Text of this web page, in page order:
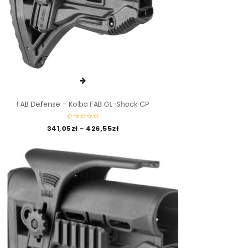
FAB Defense – Kolba FAB GL-Shock CP
341,05zł – 426,55zł